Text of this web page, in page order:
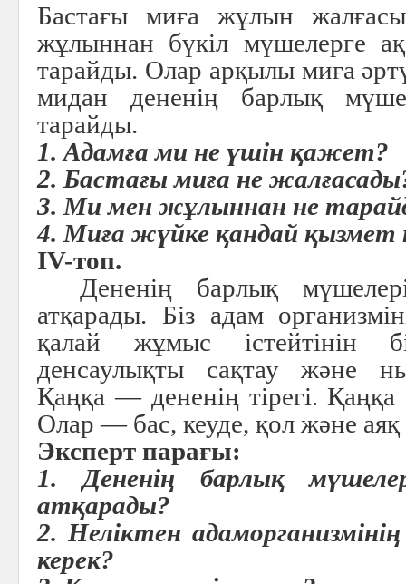
Бастағы миға жұлын
жұлыннан бүкіл мүшелерге
тарайды. Олар арқылы миға
мидан дененің барлық
тарайды.
1. Адамға ми не үшін қажет?
2. Бастағы миға не
3. Ми мен жұлыннан не
4. Миға жүйке қандай қызмет
IV-топ.
Дененің барлық
атқарады. Біз адам
қалай жұмыс істейтінін
денсаулықты сақтау және
Қаңқа — дененің тірегі. Қаңқа
Олар — бас, кеуде, қол және аяқ
Эксперт парағы:
1. Дененің барлық
атқарады?
2. Неліктен
керек?